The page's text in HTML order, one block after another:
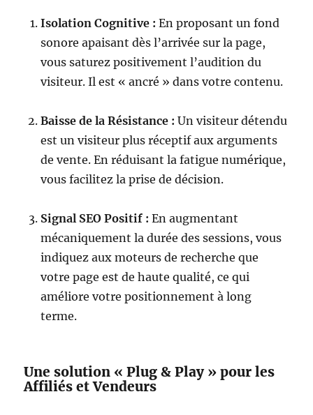
Isolation Cognitive : En proposant un fond
sonore apaisant dès l’arrivée sur la page,
vous saturez positivement l’audition du
visiteur. Il est « ancré » dans votre contenu.
Baisse de la Résistance : Un visiteur détendu
est un visiteur plus réceptif aux arguments
de vente. En réduisant la fatigue numérique,
vous facilitez la prise de décision.
Signal SEO Positif : En augmentant
mécaniquement la durée des sessions, vous
indiquez aux moteurs de recherche que
votre page est de haute qualité, ce qui
améliore votre positionnement à long
terme.
Une solution « Plug & Play » pour les
Affiliés et Vendeurs